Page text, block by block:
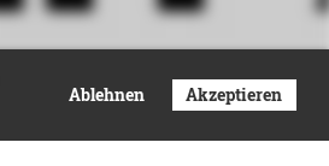
Ablehnen Akzeptieren